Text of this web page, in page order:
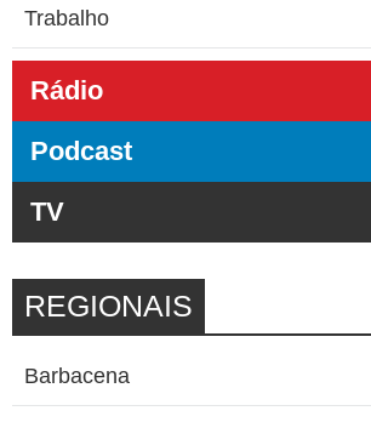
Trabalho
Rádio
Podcast
TV
REGIONAIS
Barbacena